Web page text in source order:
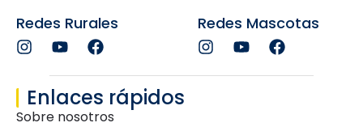
Redes Rurales Redes Mascotas
Enlaces rápidos
Sobre nosotros